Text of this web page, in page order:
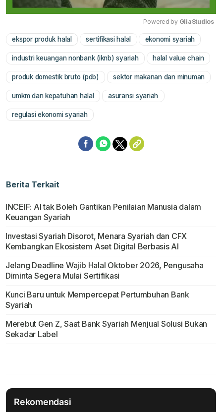
Mute
Powered by GliaStudios
ekspor produk halal sertifikasi halal ekonomi syariah
industri keuangan nonbank (iknb) syariah halal value chain
produk domestik bruto (pdb) sektor makanan dan minuman
umkm dan kepatuhan halal asuransi syariah
regulasi ekonomi syariah
Berita Terkait
INCEIF: AI tak Boleh Gantikan Penilaian Manusia dalam
Keuangan Syariah
Investasi Syariah Disorot, Menara Syariah dan CFX
Kembangkan Ekosistem Aset Digital Berbasis AI
Jelang Deadline Wajib Halal Oktober 2026, Pengusaha
Diminta Segera Mulai Sertifikasi
Kunci Baru untuk Mempercepat Pertumbuhan Bank
Syariah
Merebut Gen Z, Saat Bank Syariah Menjual Solusi Bukan
Sekadar Label
Rekomendasi